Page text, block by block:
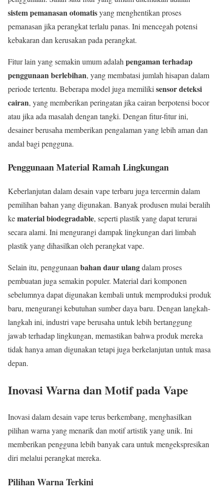
sistem pemanasan otomatisyang menghentikan proses
pemanasan jika perangkat terlalu panas. Ini mencegah potensi
kebakaran dan kerusakan pada perangkat.
Fitur lain yang semakin umum adalah pengaman terhadap
penggunaan berlebihan, yang membatasi jumlah hisapan dalam
periode tertentu. Beberapa model juga memiliki sensor deteksi
cairan, yang memberikan peringatan jika cairan berpotensi bocor
atau jika ada masalah dengan tangki. Dengan fitur-fitur ini,
desainer berusaha memberikan pengalaman yang lebih aman dan
andal bagi pengguna.
Penggunaan Material Ramah Lingkungan
Keberlanjutan dalam desain vape terbaru juga tercermin dalam
pemilihan bahan yang digunakan. Banyak produsen mulai beralih
kematerial biodegradable, seperti plastik yang dapat terurai
secara alami. Ini mengurangi dampak lingkungan dari limbah
plastik yang dihasilkan oleh perangkat vape.
Selain itu, penggunaan bahan daur ulangdalam proses
pembuatan juga semakin populer. Material dari komponen
sebelumnya dapat digunakan kembali untuk memproduksi produk
baru, mengurangi kebutuhan sumber daya baru. Dengan langkah-
langkah ini, industri vape berusaha untuk lebih bertanggung
jawab terhadap lingkungan, memastikan bahwa produk mereka
tidak hanya aman digunakan tetapi juga berkelanjutan untuk masa
depan.
Inovasi Warna dan Motif pada Vape
Inovasi dalam desain vape terus berkembang, menghasilkan
pilihan warna yang menarik dan motif artistik yang unik. Ini
memberikan pengguna lebih banyak cara untuk mengekspresikan
diri melalui perangkat mereka.
Pilihan Warna Terkini